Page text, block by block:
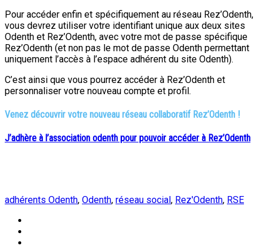
Pour accéder enfin et spécifiquement au réseau Rez’Odenth,
vous devrez utiliser votre identifiant unique aux deux sites
Odenth et Rez’Odenth, avec votre mot de passe spécifique
Rez’Odenth (et non pas le mot de passe Odenth permettant
uniquement l’accès à l’espace adhérent du site Odenth).
C’est ainsi que vous pourrez accéder à Rez’Odenth et
personnaliser votre nouveau compte et profil.
Venez découvrir votre nouveau réseau collaboratif Rez’Odenth !
J’adhère à l’association odenth pour pouvoir accéder à Rez’Odenth
adhérents Odenth, Odenth, réseau social , Rez'Odenth, RSE